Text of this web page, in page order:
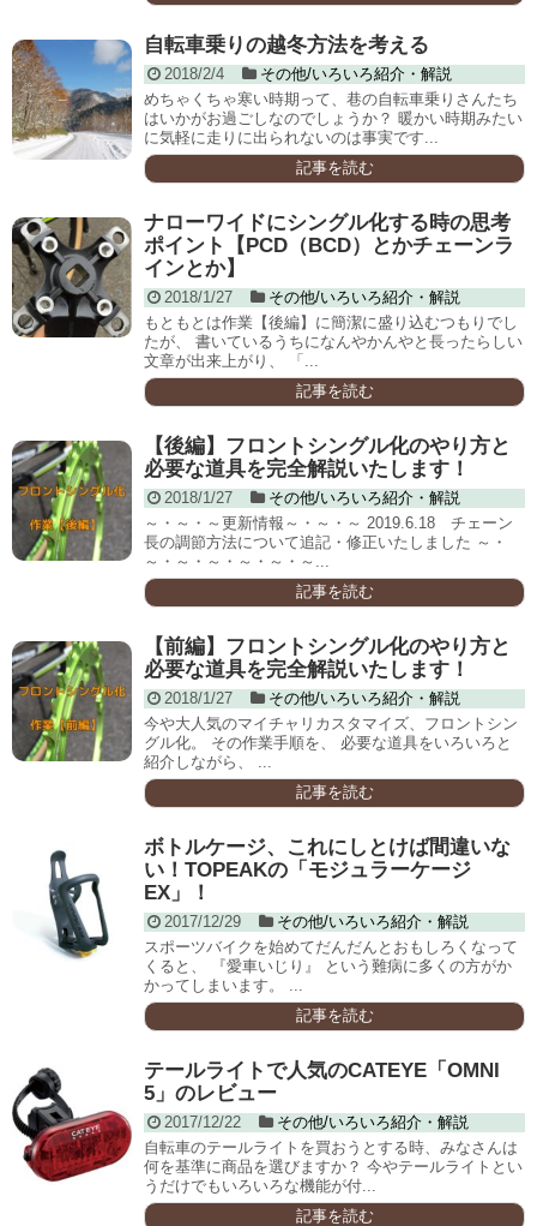
自転車乗りの越冬方法を考える
2018/2/4
その他/いろいろ紹介・解説
めちゃくちゃ寒い時期って、巷の自転車乗りさんたち
はいかがお過ごしなのでしょうか？ 暖かい時期みたい
に気軽に走りに出られないのは事実です...
記事を読む
ナローワイドにシングル化する時の思考
ポイント【PCD（BCD）とかチェーンラ
インとか】
2018/1/27
その他/いろいろ紹介・解説
もともとは作業【後編】に簡潔に盛り込むつもりでし
たが、 書いているうちになんやかんやと長ったらしい
文章が出来上がり、 「...
記事を読む
【後編】フロントシングル化のやり方と
必要な道具を完全解説いたします！
2018/1/27
その他/いろいろ紹介・解説
～・～・～更新情報～・～・～ 2019.6.18 チェーン
長の調節方法について追記・修正いたしました ～・
～・～・～・～・～・～...
記事を読む
【前編】フロントシングル化のやり方と
必要な道具を完全解説いたします！
2018/1/27
その他/いろいろ紹介・解説
今や大人気のマイチャリカスタマイズ、フロントシン
グル化。 その作業手順を、 必要な道具をいろいろと
紹介しながら、 ...
記事を読む
ボトルケージ、これにしとけば間違いな
い！TOPEAKの「モジュラーケージ
EX」！
2017/12/29
その他/いろいろ紹介・解説
スポーツバイクを始めてだんだんとおもしろくなって
くると、 『愛車いじり』 という難病に多くの方がか
かってしまいます。 ...
記事を読む
テールライトで人気のCATEYE「OMNI
5」のレビュー
2017/12/22
その他/いろいろ紹介・解説
自転車のテールライトを買おうとする時、みなさんは
何を基準に商品を選びますか？ 今やテールライトとい
うだけでもいろいろな機能が付...
記事を読む